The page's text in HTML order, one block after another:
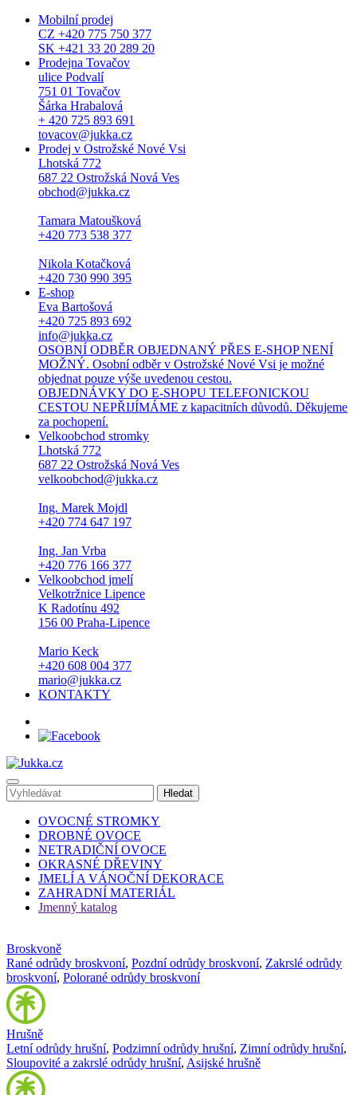
Mobilní prodej
CZ +420 775 750 377
SK +421 33 20 289 20
Prodejna Tovačov
ulice Podvalí
751 01 Tovačov
Šárka Hrabalová
+ 420 725 893 691
tovacov@jukka.cz
Prodej v Ostrožské Nové Vsi
Lhotská 772
687 22 Ostrožská Nová Ves
obchod@jukka.cz
Tamara Matoušková
+420 773 538 377
Nikola Kotačková
+420 730 990 395
E-shop
Eva Bartošová
+420 725 893 692
info@jukka.cz
OSOBNÍ ODBĚR OBJEDNANÝ PŘES E-SHOP NENÍ
MOŽNÝ. Osobní odběr v Ostrožské Nové Vsi je možné
objednat pouze výše uvedenou cestou.
OBJEDNÁVKY DO E-SHOPU TELEFONICKOU
CESTOU NEPŘIJÍMÁME z kapacitních důvodů. Děkujeme
za pochopení.
Velkoobchod stromky
Lhotská 772
687 22 Ostrožská Nová Ves
velkoobchod@jukka.cz
Ing. Marek Mojdl
+420 774 647 197
Ing. Jan Vrba
+420 776 166 377
Velkoobchod jmelí
Velkotržnice Lipence
K Radotínu 492
156 00 Praha-Lipence
Mario Keck
+420 608 004 377
mario@jukka.cz
KONTAKTY
OVOCNÉ STROMKY
DROBNÉ OVOCE
NETRADIČNÍ OVOCE
OKRASNÉ DŘEVINY
JMELÍ A VÁNOČNÍ DEKORACE
ZAHRADNÍ MATERIÁL
Jmenný katalog
Broskvoně
Rané odrůdy broskvoní, Pozdní odrůdy broskvoní, Zakrslé odrůdy
broskvoní, Polorané odrůdy broskvoní
Hrušně
Letní odrůdy hrušní, Podzimní odrůdy hrušní, Zimní odrůdy hrušní,
Sloupovité a zakrslé odrůdy hrušní, Asijské hrušně